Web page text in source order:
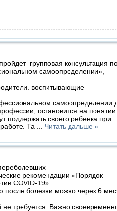
групповая консультация по
самоопределении»,
воспитывающие
самоопределении
остановится на понятии
поддержать своего ребенка при
Та
Читать дальше »
рекомендации «Порядок
COVID-19».
после болезни можно через 6
не требуется. Важно